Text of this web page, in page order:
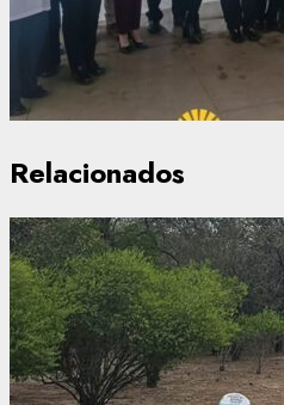
Relacionados